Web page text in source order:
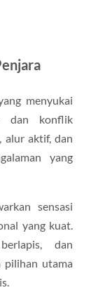
menyukai
dan konflik
alur aktif, dan
yang
sensasi
yang kuat.
dan
pilihan utama